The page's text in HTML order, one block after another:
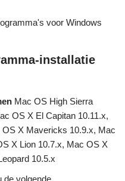
voor Windows
installatie
Mac OS High Sierra
OS X El Capitan 10.11.x,
X Mavericks 10.9.x, Mac
X Lion 10.7.x, Mac OS X
10.5.x